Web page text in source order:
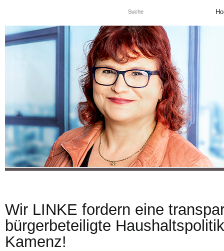
Wir LINKE fordern eine
bürgerbeteiligte
Kamenz!